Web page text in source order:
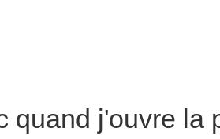
quand j'ouvre la